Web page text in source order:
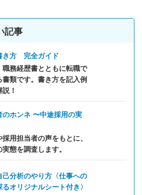
記事
き方 完全ガイド
職務経歴書とともに転職で
書類です。書き方を記入例
！
のホンネ 〜中途採用の実
用担当者の声をもとに、
態を調査します。
己分析のやり方〈仕事への
オリジナルシート付き〉